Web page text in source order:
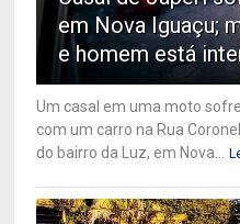
em Nova Iguaçu;
e homem está
Um casal em uma moto
com um carro na Rua
do bairro da Luz, em Nova...